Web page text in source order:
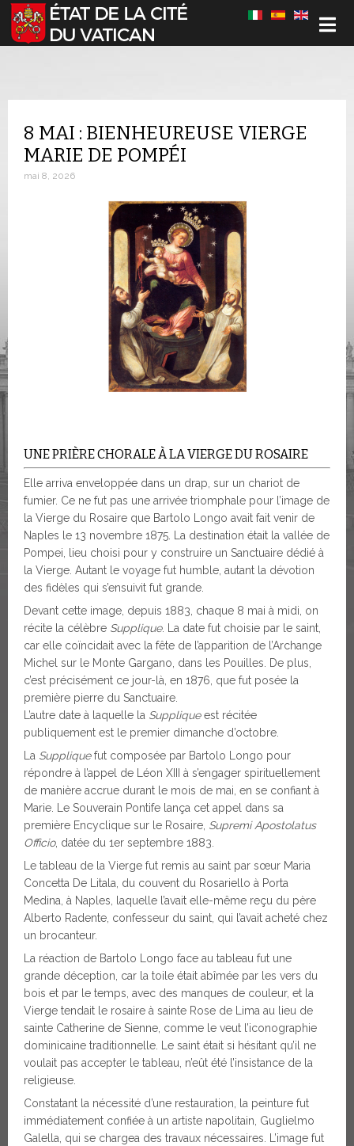
Sélectionnez votre langue
8 MAI : BIENHEUREUSE VIERGE
MARIE DE POMPÉI
mai 8, 2026
UNE PRIÈRE CHORALE À LA VIERGE DU ROSAIRE
Elle arriva enveloppée dans un drap, sur un chariot de
fumier. Ce ne fut pas une arrivée triomphale pour l’image de
la Vierge du Rosaire que Bartolo Longo avait fait venir de
Naples le 13 novembre 1875. La destination était la vallée de
Pompei, lieu choisi pour y construire un Sanctuaire dédié à
la Vierge. Autant le voyage fut humble, autant la dévotion
des fidèles qui s’ensuivit fut grande.
Devant cette image, depuis 1883, chaque 8 mai à midi, on
récite la célèbre Supplique. La date fut choisie par le saint,
car elle coïncidait avec la fête de l’apparition de l’Archange
Michel sur le Monte Gargano, dans les Pouilles. De plus,
c’est précisément ce jour-là, en 1876, que fut posée la
première pierre du Sanctuaire.
L’autre date à laquelle la Suppliqueest récitée
publiquement est le premier dimanche d’octobre.
La Suppliquefut composée par Bartolo Longo pour
répondre à l’appel de Léon XIII à s’engager spirituellement
de manière accrue durant le mois de mai, en se confiant à
Marie. Le Souverain Pontife lança cet appel dans sa
première Encyclique sur le Rosaire, Supremi Apostolatus
Officio, datée du 1er septembre 1883.
Le tableau de la Vierge fut remis au saint par sœur Maria
Concetta De Litala, du couvent du Rosariello à Porta
Medina, à Naples, laquelle l’avait elle-même reçu du père
Alberto Radente, confesseur du saint, qui l’avait acheté chez
un brocanteur.
La réaction de Bartolo Longo face au tableau fut une
grande déception, car la toile était abîmée par les vers du
bois et par le temps, avec des manques de couleur, et la
Vierge tendait le rosaire à sainte Rose de Lima au lieu de
sainte Catherine de Sienne, comme le veut l’iconographie
dominicaine traditionnelle. Le saint était si hésitant qu’il ne
voulait pas accepter le tableau, n’eût été l’insistance de la
religieuse.
Constatant la nécessité d’une restauration, la peinture fut
immédiatement confiée à un artiste napolitain, Guglielmo
Galella, qui se chargea des travaux nécessaires. L’image fut